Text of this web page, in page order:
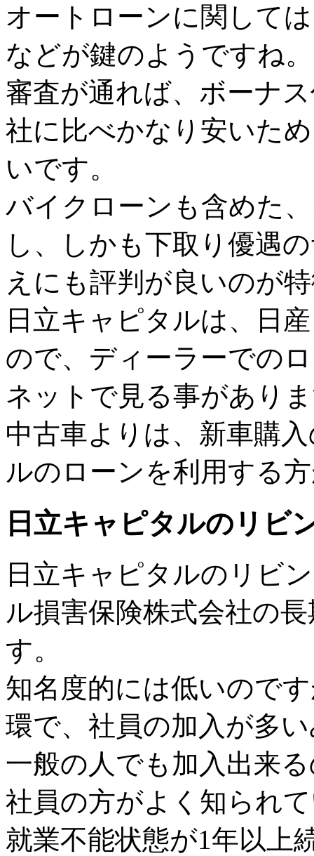
オートローンに関して
などが鍵のようですね。
審査が通れば、ボーナ
社に比べかなり安いた
いです。
バイクローンも含めた
し、しかも下取り優遇
えにも評判が良いのが
日立キャピタルは、日
ので、ディーラーでの
ネットで見る事があり
中古車よりは、新車購
ルのローンを利用する
日立キャピタルのリビ
日立キャピタルのリビ
ル損害保険株式会社の
す。
知名度的には低いので
環で、社員の加入が多
一般の人でも加入出来
社員の方がよく知られ
就業不能状態が1年以上